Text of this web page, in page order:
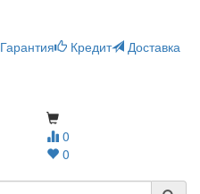
Гарантия Кредит
Доставка
0
0